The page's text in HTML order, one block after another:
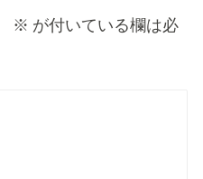
※ が付いている欄は必